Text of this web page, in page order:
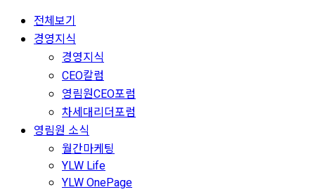
전체보기
경영지식
경영지식
CEO칼럼
영림원CEO포럼
차세대리더포럼
영림원 소식
월간마케팅
YLW Life
YLW OnePage